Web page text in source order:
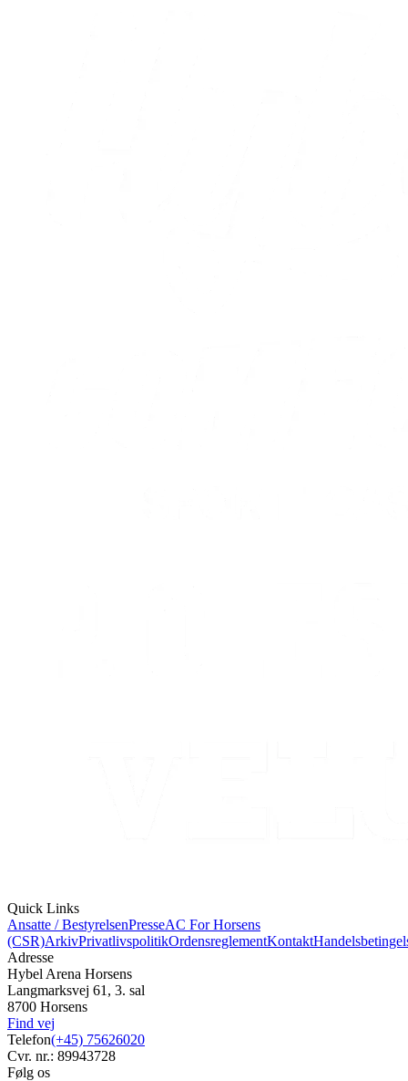
Quick Links
Ansatte / BestyrelsenPresseAC For Horsens
(CSR)ArkivPrivatlivspolitikOrdensreglementKontakt
Adresse
Hybel Arena Horsens
Langmarksvej 61, 3. sal
8700 Horsens
Find vej
Telefon(+45) 75626020
Cvr. nr.: 89943728
Følg os